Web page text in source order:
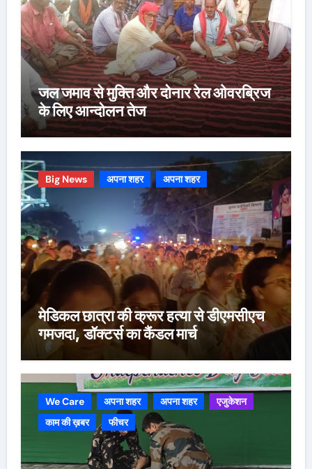
जल जमाव से मुक्ति और दोनार रेल ओवरब्रिज
के लिए आन्दोलन तेज
Big News अपना शहर अपना शहर
मेडिकल छात्रा की क्रूर हत्या से डीएमसीएच
गमजदा, डॉक्टर्स का कैंडल मार्च
We Care अपना शहर अपना शहर
एजुकेशन
काम की ख़बर
फीचर